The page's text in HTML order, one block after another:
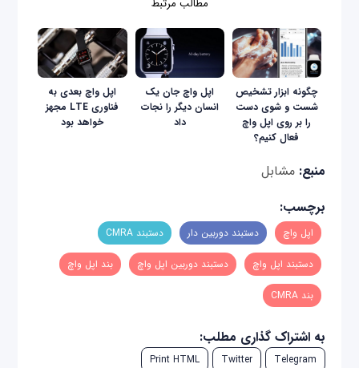
مطالب مرتبط
چگونه ابزار تشخیص
شست و شوی دست
را بر روی اپل واچ
فعال کنیم؟
اپل واچ جان یک
انسان دیگر را نجات
داد
اپل واچ بعدی به
فناوری LTE مجهز
خواهد بود
منبع:مشابل
برچسب:
اپل واچ دستبند دوربین دار دستبند CMRA
دستبند اپل واچ دستبند دوربین اپل واچ بند اپل واچ
بند CMRA
به اشتراک گذاری مطلب:
Telegram
Twitter
Print HTML